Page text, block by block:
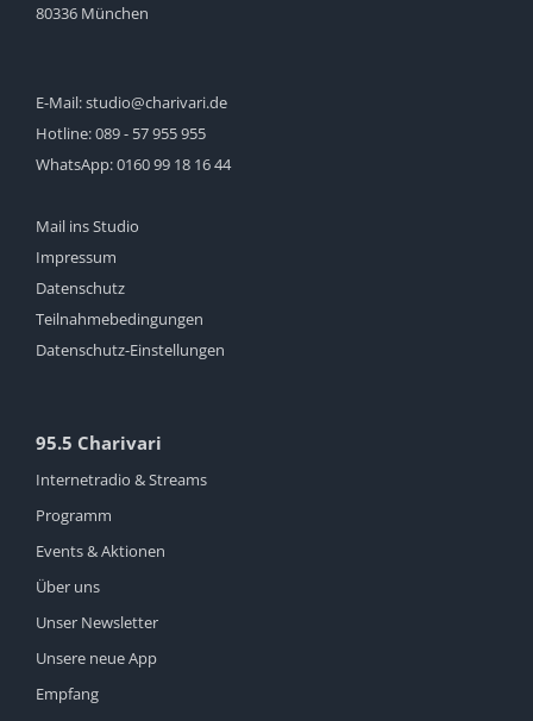
80336 München
E-Mail:studio@charivari.de
Hotline:089 - 57 955 955
WhatsApp:0160 99 18 16 44
Mail ins Studio
Impressum
Datenschutz
Teilnahmebedingungen
Datenschutz-Einstellungen
95.5 Charivari
Internetradio & Streams
Programm
Events & Aktionen
Über uns
Unser Newsletter
Unsere neue App
Empfang